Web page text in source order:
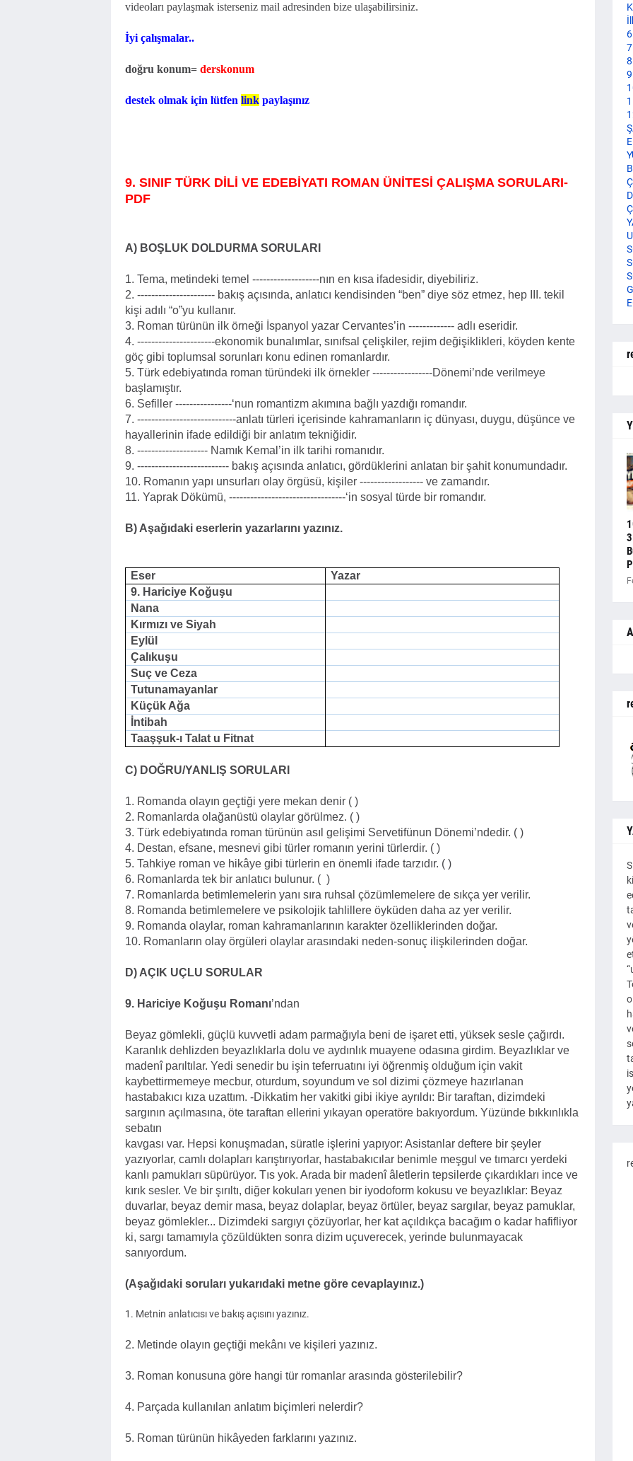
videoları paylaşmak isterseniz mail adresinden bize ulaşabilirsiniz.
İyi çalışmalar..
doğru konum= derskonum
destek olmak için lütfen link paylaşınız
9. SINIF TÜRK DİLİ VE EDEBİYATI ROMAN ÜNİTESİ ÇALIŞMA SORULARI-
PDF
A) BOŞLUK DOLDURMA SORULARI
1. Tema, metindeki temel -------------------nın en kısa ifadesidir, diyebiliriz.
2. ---------------------- bakış açısında, anlatıcı kendisinden “ben” diye söz etmez, hep III. tekil
kişi adılı “o”yu kullanır.
3. Roman türünün ilk örneği İspanyol yazar Cervantes’in ------------- adlı eseridir.
4. ----------------------ekonomik bunalımlar, sınıfsal çelişkiler, rejim değişiklikleri, köyden kente
göç gibi toplumsal sorunları konu edinen romanlardır.
5. Türk edebiyatında roman türündeki ilk örnekler -----------------Dönemi’nde verilmeye
başlamıştır.
6. Sefiller ----------------‘nun romantizm akımına bağlı yazdığı romandır.
7. ----------------------------anlatı türleri içerisinde kahramanların iç dünyası, duygu, düşünce ve
hayallerinin ifade edildiği bir anlatım tekniğidir.
8. -------------------- Namık Kemal’in ilk tarihi romanıdır.
9. -------------------------- bakış açısında anlatıcı, gördüklerini anlatan bir şahit konumundadır.
10. Romanın yapı unsurları olay örgüsü, kişiler ------------------ ve zamandır.
11. Yaprak Dökümü, ---------------------------------‘in sosyal türde bir romandır.
B) Aşağıdaki eserlerin yazarlarını yazınız.
Eser
Yazar
9. Hariciye Koğuşu
Nana
Kırmızı ve Siyah
Eylül
Çalıkuşu
Suç ve Ceza
Tutunamayanlar
Küçük Ağa
İntibah
Taaşşuk-ı Talat u Fitnat
C) DOĞRU/YANLIŞ SORULARI
1. Romanda olayın geçtiği yere mekan denir ( )
2. Romanlarda olağanüstü olaylar görülmez. ( )
3. Türk edebiyatında roman türünün asıl gelişimi Servetifünun Dönemi’ndedir. ( )
4. Destan, efsane, mesnevi gibi türler romanın yerini türlerdir. ( )
5. Tahkiye roman ve hikâye gibi türlerin en önemli ifade tarzıdır. ( )
6. Romanlarda tek bir anlatıcı bulunur. ( )
7. Romanlarda betimlemelerin yanı sıra ruhsal çözümlemelere de sıkça yer verilir.
8. Romanda betimlemelere ve psikolojik tahlillere öyküden daha az yer verilir.
9. Romanda olaylar, roman kahramanlarının karakter özelliklerinden doğar.
10. Romanların olay örgüleri olaylar arasındaki neden-sonuç ilişkilerinden doğar.
D) AÇIK UÇLU SORULAR
9. Hariciye Koğuşu Romanı’ndan
Beyaz gömlekli, güçlü kuvvetli adam parmağıyla beni de işaret etti, yüksek sesle çağırdı.
Karanlık dehlizden beyazlıklarla dolu ve aydınlık muayene odasına girdim. Beyazlıklar ve
madenî parıltılar. Yedi senedir bu işin teferruatını iyi öğrenmiş olduğum için vakit
kaybettirmemeye mecbur, oturdum, soyundum ve sol dizimi çözmeye hazırlanan
hastabakıcı kıza uzattım. -Dikkatim her vakitki gibi ikiye ayrıldı: Bir taraftan, dizimdeki
sargının açılmasına, öte taraftan ellerini yıkayan operatöre bakıyordum. Yüzünde bıkkınlıkla
sebatın
kavgası var. Hepsi konuşmadan, süratle işlerini yapıyor: Asistanlar deftere bir şeyler
yazıyorlar, camlı dolapları karıştırıyorlar, hastabakıcılar benimle meşgul ve tımarcı yerdeki
kanlı pamukları süpürüyor. Tıs yok. Arada bir madenî âletlerin tepsilerde çıkardıkları ince ve
kırık sesler. Ve bir şırıltı, diğer kokuları yenen bir iyodoform kokusu ve beyazlıklar: Beyaz
duvarlar, beyaz demir masa, beyaz dolaplar, beyaz örtüler, beyaz sargılar, beyaz pamuklar,
beyaz gömlekler... Dizimdeki sargıyı çözüyorlar, her kat açıldıkça bacağım o kadar hafifliyor
ki, sargı tamamıyla çözüldükten sonra dizim uçuverecek, yerinde bulunmayacak
sanıyordum.
(Aşağıdaki soruları yukarıdaki metne göre cevaplayınız.)
1. Metnin anlatıcısı ve bakış açısını yazınız.
2. Metinde olayın geçtiği mekânı ve kişileri yazınız.
3. Roman konusuna göre hangi tür romanlar arasında gösterilebilir?
4. Parçada kullanılan anlatım biçimleri nelerdir?
5. Roman türünün hikâyeden farklarını yazınız.